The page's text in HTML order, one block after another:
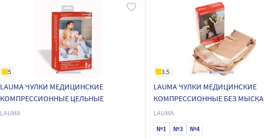
5
LAUMA ЧУЛКИ МЕДИЦИНСКИЕ
КОМПРЕССИОННЫЕ ЦЕЛЬНЫЕ
LAUMA
3.5
LAUMA ЧУЛКИ МЕДИЦИНСКИЕ
КОМПРЕССИОННЫЕ БЕЗ МЫСКА
LAUMA
№1
№3
№4